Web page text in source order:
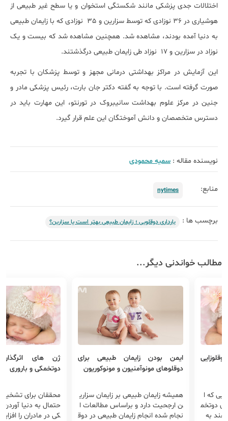
اختلالات جدی پزشکی مانند شکستگی استخوان و یا سطح غیر طبیعی از
هوشیاری در 36 نوزادی که توسط سزارین و 35 نوزادی که با زایمان طبیعی
به دنیا آمده بودند، مشاهده شد. همچنین مشاهده شد که بیست و یک
نوزاد در سزارین و 17 نوزاد طی زایمان طبیعی درگذشتند.
این آزمایش در مراکز بهداشتی درمانی مجهز و توسط پزشکان با تجربه
صورت گرفته است. با توجه به گفته دکتر جان بارت، رئیس پزشکی مادر و
جنین در مرکز علوم بهداشت سانیبروک در تورنتو، این مهارت باید در
دسترس متخصصان و دانش آموختگان این علم قرار گیرد.
نویسنده مقاله : سمیه محمودی
منابع: nytimes
برچسب ها : بارداری دوقلویی ؛ زایمان طبیعی بهتر است یا سزارین؟
مطالب خواندنی دیگر...
که ا
دوتخم
به
ایمن بودن زایمان طبیعی برای
دوقلوهای مونوآمنیون و مونوکوریون
همیشه زایمان طبیعی بر زایمان سزاری
ن ارجحیت دارد و براساس مطالعات ا
نجام شده انجام زایمان طبیعی در دوق
ژن های اثرگذار
دوتخمکی و باروری
محققان برای
حتمال به دنیا
کی در مادران را